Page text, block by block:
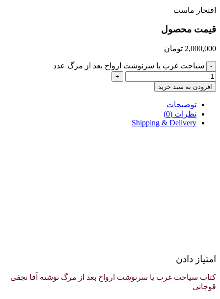
افتخار ماست
قیمت محصول
2,000,000 تومان
- سیاحت غرب یا سرنوشت ارواح بعد از مرگ عدد
+
افزودن به سبد خرید
توضیحات
نظرات (0)
Shipping & Delivery
امتیاز دادن
کتاب سیاحت غرب یا سرنوشت ارواح بعد از مرگ نوشته آقا نجفی
قوچانی